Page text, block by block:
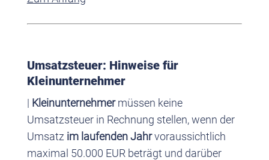
Umsatzsteuer: Hinweise für
Kleinunternehmer
| Kleinunternehmermüssen keine
Umsatzsteuer in Rechnung stellen, wenn der
Umsatz im laufenden Jahrvoraussichtlich
maximal 50.000 EUR beträgt und darüber